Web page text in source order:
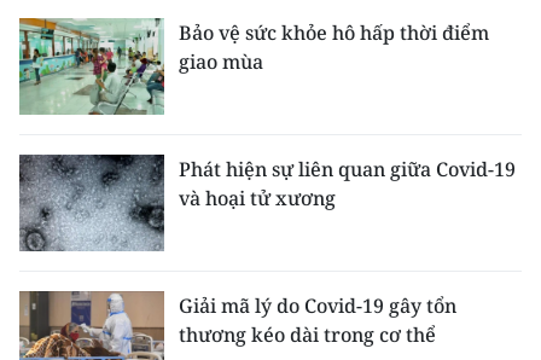
MEDIA CENTER
E-Magazine
Video
Media Chính trị
Media Kinh tế
Media Xã hội
Bảo vệ sức khỏe hô hấp thời điểm
giao mùa
Phát hiện sự liên quan giữa Covid-19
và hoại tử xương
Giải mã lý do Covid-19 gây tổn
thương kéo dài trong cơ thể